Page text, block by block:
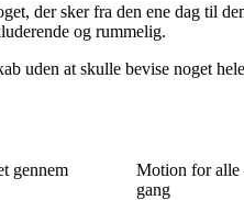
der sker fra den ene dag til
og rummelig.
uden at skulle bevise noget
gennem
Motion for alle
gang